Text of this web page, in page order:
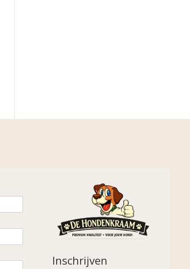
Inschrijven